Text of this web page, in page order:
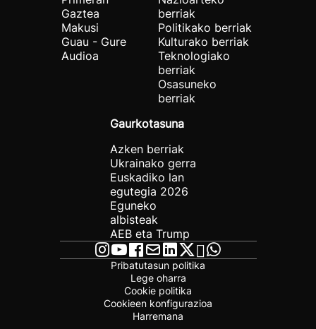
Gaztea
Makusi
Guau - Gure
Audioa
berriak
Politikako berriak
Kulturako berriak
Teknologiako
berriak
Osasuneko
berriak
Gaurkotasuna
Azken berriak
Ukrainako gerra
Euskadiko lan
egutegia 2026
Eguneko
albisteak
AEB eta Trump
Pribatutasun politika
Lege oharra
Cookie politika
Cookieen konfigurazioa
Harremana